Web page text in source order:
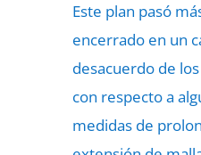
Este plan pasó
encerrado en un
desacuerdo de
con respecto a
medidas de